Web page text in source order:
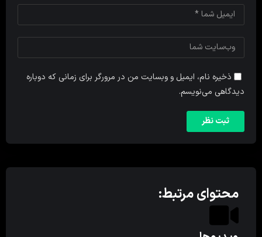
ذخیره نام، ایمیل و وبسایت من در مرورگر برای زمانی که دوباره
دیدگاهی می‌نویسم.
محتوای مرتبط: